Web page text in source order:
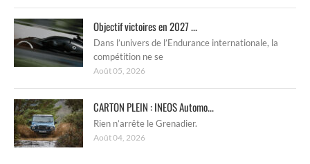
Objectif victoires en 2027 ...
Dans l’univers de l’Endurance internationale, la
compétition ne se
Août 05, 2026
CARTON PLEIN : INEOS Automo...
Rien n’arrête le Grenadier.
Août 04, 2026